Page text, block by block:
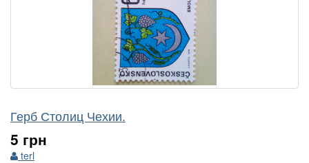
Герб Столиц Чехии.
5 грн
terl